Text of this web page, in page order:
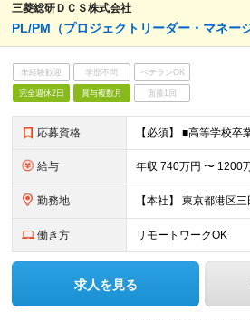
三菱総研ＤＣＳ株式会社
PL/PM（プロジェクトリーダー・マネー
未経験歓迎 学歴不問 ベテランOK
完全週休2日 賞与複数月 面接1回
応募資格
給与
勤務地
働き方 リモートワークOK
求人を見る